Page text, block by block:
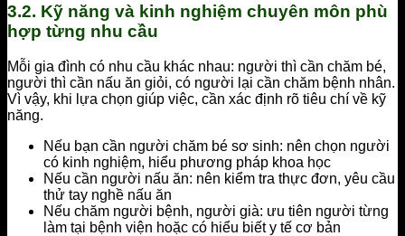
3.2. Kỹ năng và kinh nghiệm chuyên môn phù
hợp từng nhu cầu
Mỗi gia đình có nhu cầu khác nhau: người thì cần chăm bé,
người thì cần nấu ăn giỏi, có người lại cần chăm bệnh nhân.
Vì vậy, khi lựa chọn giúp việc, cần xác định rõ tiêu chí về kỹ
năng.
Nếu bạn cần người chăm bé sơ sinh: nên chọn người
có kinh nghiệm, hiểu phương pháp khoa học
Nếu cần người nấu ăn: nên kiểm tra thực đơn, yêu cầu
thử tay nghề nấu ăn
Nếu chăm người bệnh, người già: ưu tiên người từng
làm tại bệnh viện hoặc có hiểu biết y tế cơ bản